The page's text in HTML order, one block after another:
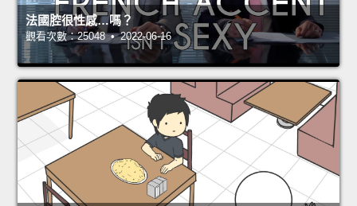
法國腔很性感…嗎？
觀看次數：25048 • 2022-06-16